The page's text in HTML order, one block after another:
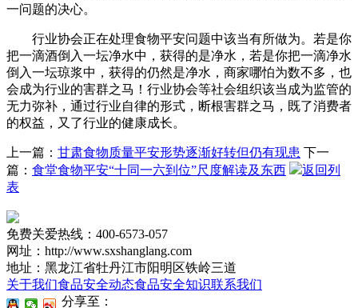
一问题的决心。
行业协会正在处理食物平安问题中该当有所做为。若是你
把一滴酒倒入一坛净水中，获得的是净水，若是你把一滴净水
倒入一坛琼浆中，获得的仍然是净水，商家哪怕为数不多，也
会成为行业的害群之马！行业协会等社会组织该当成为监管的
无力弥补，通过行业自律的形式，断根害群之马，既了消费者
的权益，又了行业的健康成长。
上一篇： 甘肃食物质量平安形势逐渐好转但仍有现患 下一
篇： 食堂食物平安“十同一六到位”尺度解读及东西
返回列
表
免费关爱热线：400-6573-057
网址：http://www.sxshanglang.com
地址：黑龙江省牡丹江市阳明区铁岭三道
关于我们食品安全动态食品安全知识联系我们
分享至：